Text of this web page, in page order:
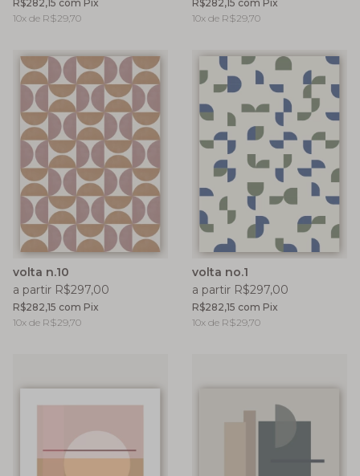
R$282,15 com Pix
10x de R$29,70
R$282,15 com Pix
10x de R$29,70
volta n.10
a partir R$297,00
R$282,15 com Pix
10x de R$29,70
volta no.1
a partir R$297,00
R$282,15 com Pix
10x de R$29,70